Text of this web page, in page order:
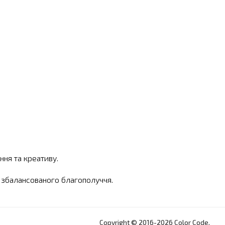
та креативу.
благополуччя.
Copyright © 2016-2026 Color Code.